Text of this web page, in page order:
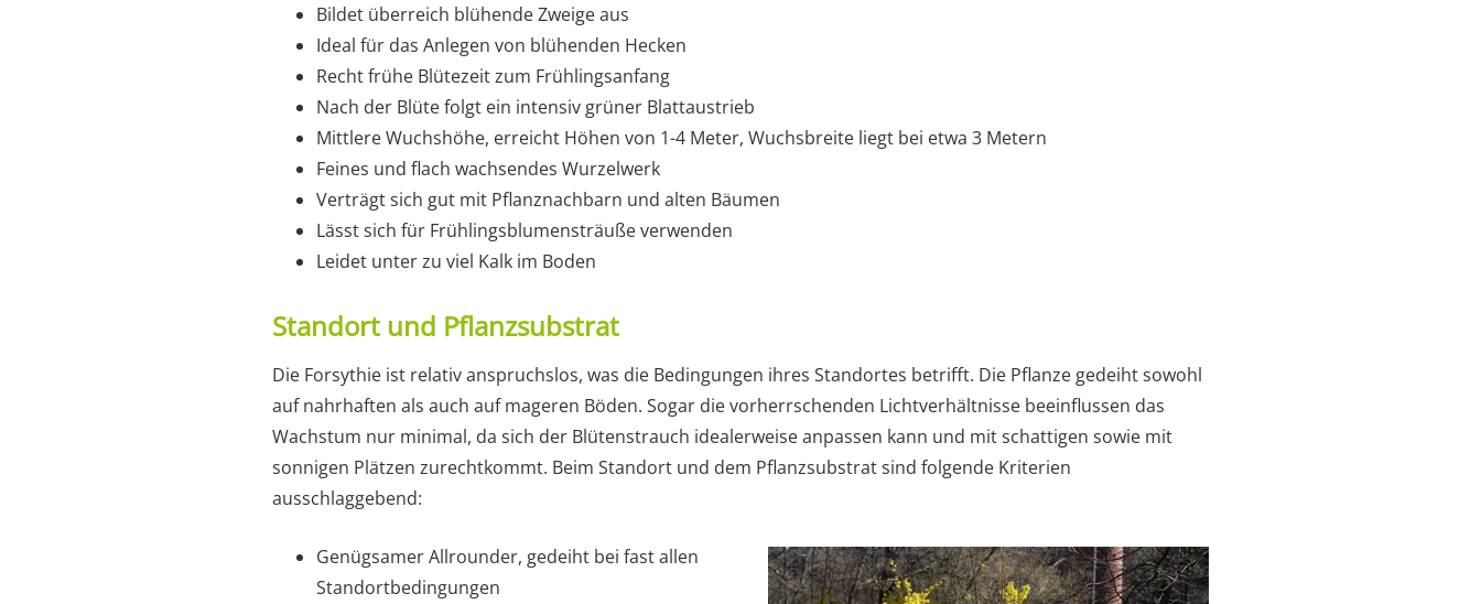
Bildet überreich blühende Zweige aus
Ideal für das Anlegen von blühenden Hecken
Recht frühe Blütezeit zum Frühlingsanfang
Nach der Blüte folgt ein intensiv grüner Blattaustrieb
Mittlere Wuchshöhe, erreicht Höhen von 1-4 Meter, Wuchsbreite liegt bei etwa 3 Metern
Feines und flach wachsendes Wurzelwerk
Verträgt sich gut mit Pflanznachbarn und alten Bäumen
Lässt sich für Frühlingsblumensträuße verwenden
Leidet unter zu viel Kalk im Boden
Standort und Pflanzsubstrat
Die Forsythie ist relativ anspruchslos, was die Bedingungen ihres Standortes betrifft. Die Pflanze gedeiht sowohl
auf nahrhaften als auch auf mageren Böden. Sogar die vorherrschenden Lichtverhältnisse beeinflussen das
Wachstum nur minimal, da sich der Blütenstrauch idealerweise anpassen kann und mit schattigen sowie mit
sonnigen Plätzen zurechtkommt. Beim Standort und dem Pflanzsubstrat sind folgende Kriterien
ausschlaggebend:
Genügsamer Allrounder, gedeiht bei fast allen
Standortbedingungen